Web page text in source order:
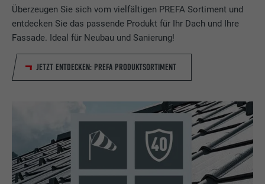
Überzeugen Sie sich vom vielfältigen PREFA Sortiment und
entdecken Sie das passende Produkt für Ihr Dach und Ihre
Fassade. Ideal für Neubau und Sanierung!
JETZT ENTDECKEN: PREFA PRODUKTSORTIMENT